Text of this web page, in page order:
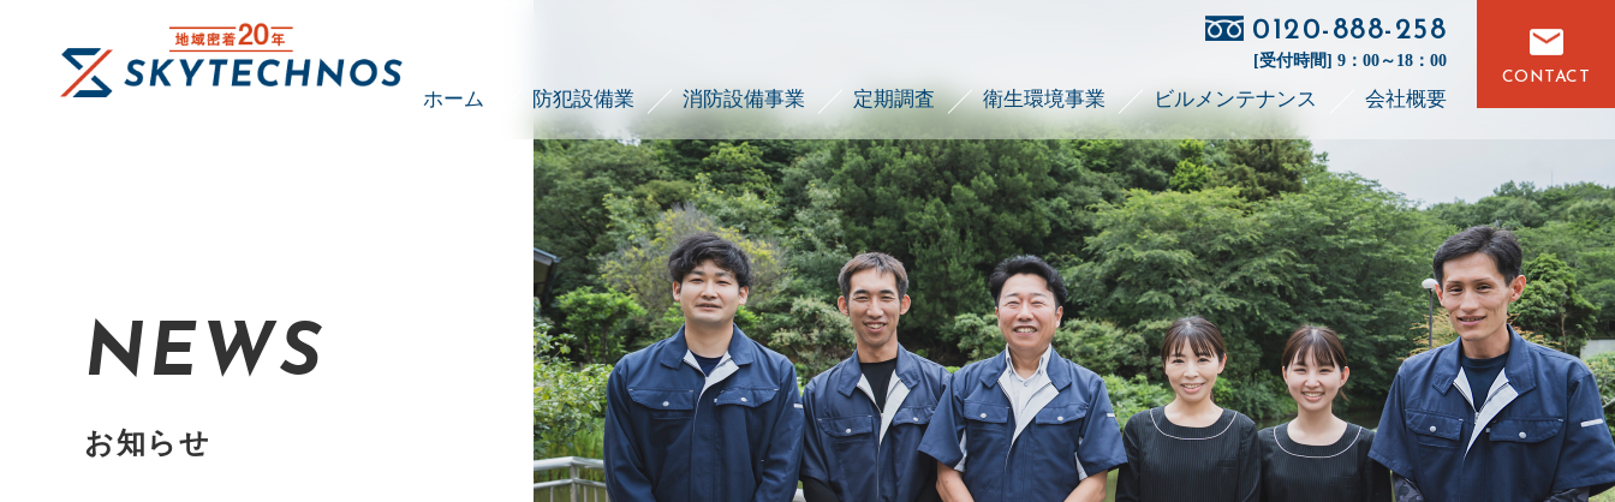
0120-888-258
[受付時間] 9：00～18：00
ホーム 防犯設備業 消防設備事業 定期調査 衛生環境事業 ビルメンテナンス 会社概要
CONTACT
NEWS
お知らせ